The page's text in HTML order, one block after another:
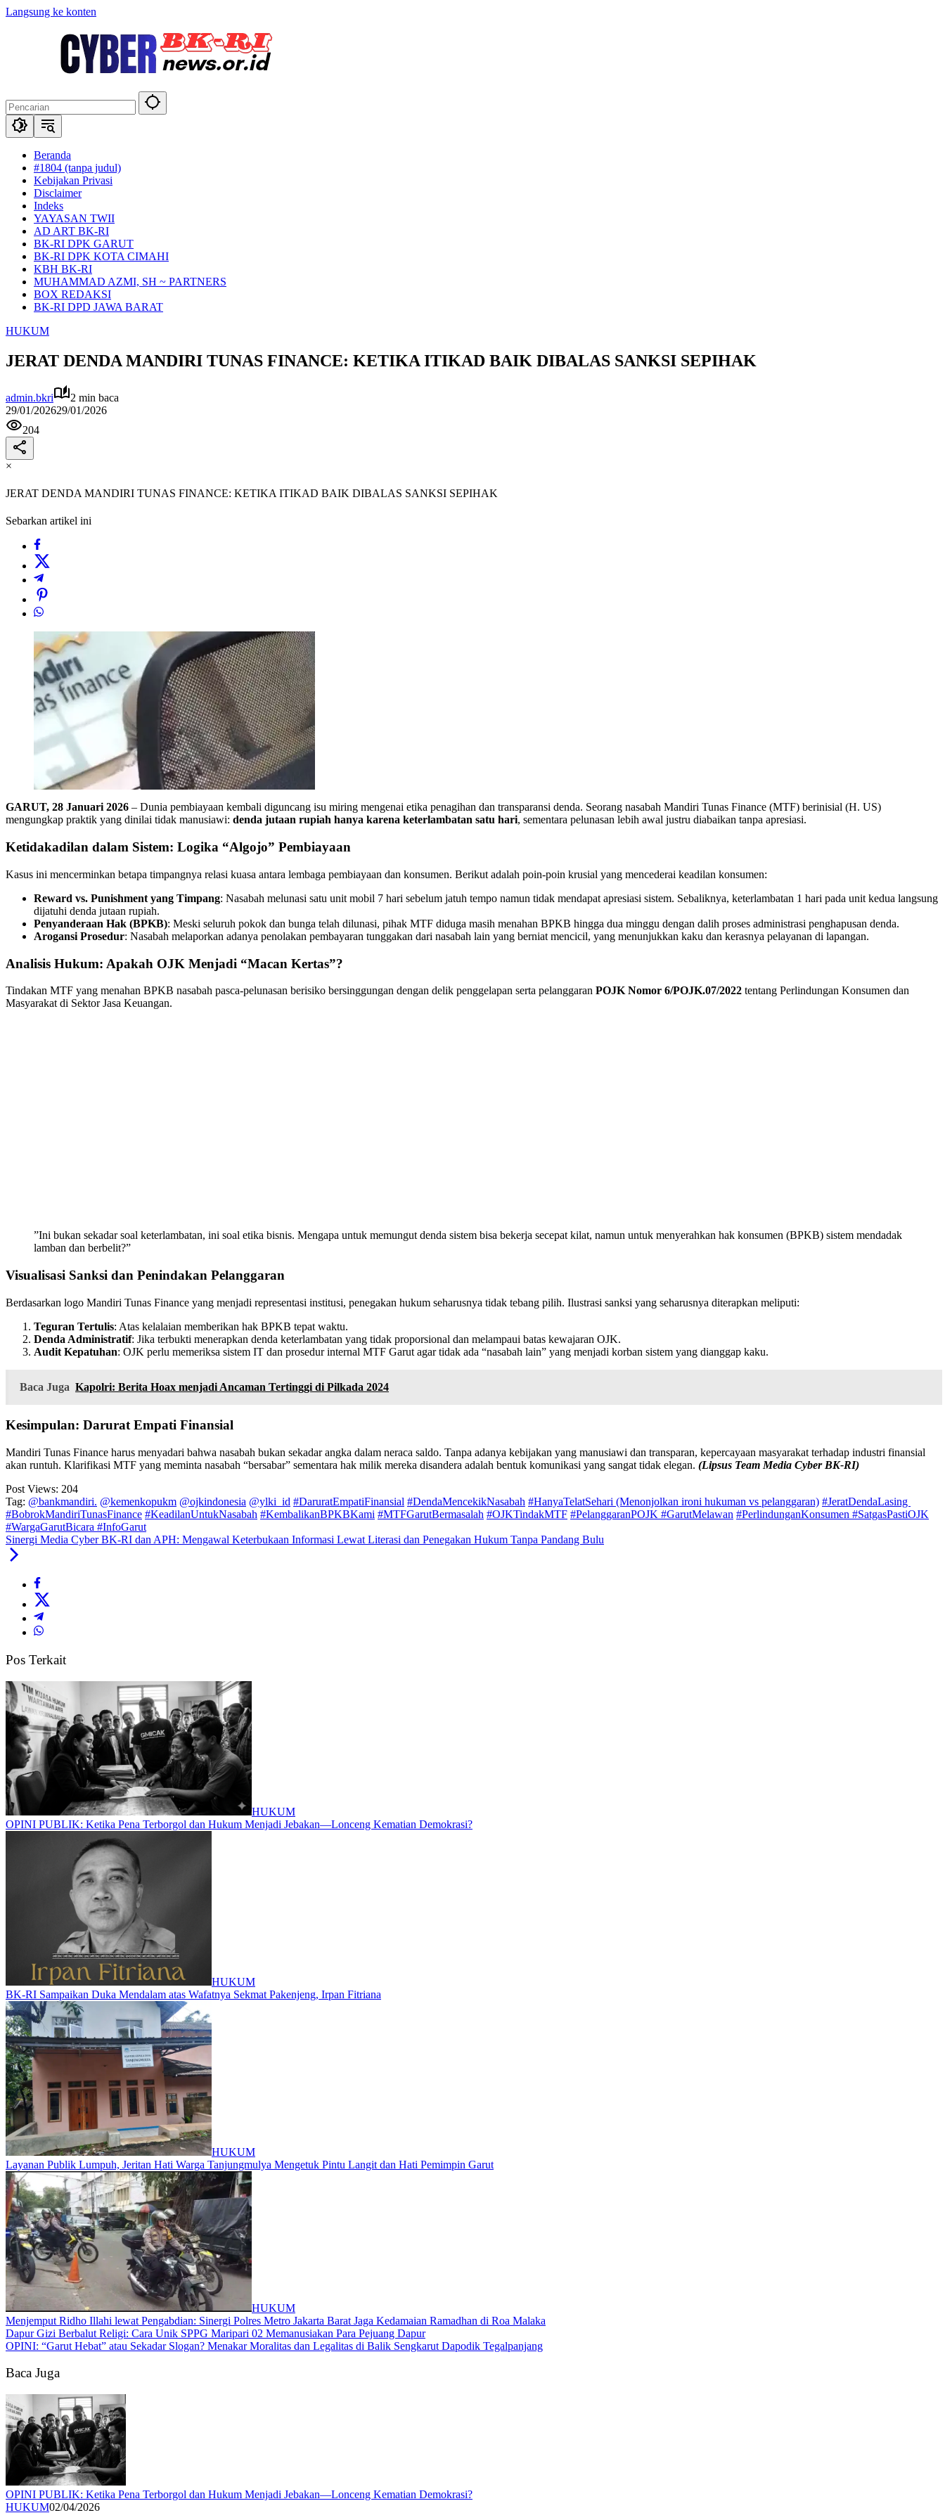
Langsung ke konten
Beranda
#1804 (tanpa judul)
Kebijakan Privasi
Disclaimer
Indeks
YAYASAN TWII
AD ART BK-RI
BK-RI DPK GARUT
BK-RI DPK KOTA CIMAHI
KBH BK-RI
MUHAMMAD AZMI, SH ~ PARTNERS
BOX REDAKSI
BK-RI DPD JAWA BARAT
HUKUM
JERAT DENDA MANDIRI TUNAS FINANCE: KETIKA ITIKAD BAIK DIBALAS SANKSI SEPIHAK
admin.bkri
2 min baca
29/01/202629/01/2026
204
×
JERAT DENDA MANDIRI TUNAS FINANCE: KETIKA ITIKAD BAIK DIBALAS SANKSI SEPIHAK
Sebarkan artikel ini
GARUT, 28 Januari 2026 – Dunia pembiayaan kembali diguncang isu miring mengenai etika penagihan dan transparansi denda. Seorang nasabah Mandiri Tunas Finance (MTF) berinisial (H. US)
mengungkap praktik yang dinilai tidak manusiawi: denda jutaan rupiah hanya karena keterlambatan satu hari, sementara pelunasan lebih awal justru diabaikan tanpa apresiasi.
Ketidakadilan dalam Sistem: Logika “Algojo” Pembiayaan
​Kasus ini mencerminkan betapa timpangnya relasi kuasa antara lembaga pembiayaan dan konsumen. Berikut adalah poin-poin krusial yang mencederai keadilan konsumen:
Reward vs. Punishment yang Timpang: Nasabah melunasi satu unit mobil 7 hari sebelum jatuh tempo namun tidak mendapat apresiasi sistem. Sebaliknya, keterlambatan 1 hari pada unit kedua langsung
dijatuhi denda jutaan rupiah.
Penyanderaan Hak (BPKB): Meski seluruh pokok dan bunga telah dilunasi, pihak MTF diduga masih menahan BPKB hingga dua minggu dengan dalih proses administrasi penghapusan denda.
Arogansi Prosedur: Nasabah melaporkan adanya penolakan pembayaran tunggakan dari nasabah lain yang berniat mencicil, yang menunjukkan kaku dan kerasnya pelayanan di lapangan.
Analisis Hukum: Apakah OJK Menjadi “Macan Kertas”?
​Tindakan MTF yang menahan BPKB nasabah pasca-pelunasan berisiko bersinggungan dengan delik penggelapan serta pelanggaran POJK Nomor 6/POJK.07/2022 tentang Perlindungan Konsumen dan
Masyarakat di Sektor Jasa Keuangan.
​”Ini bukan sekadar soal keterlambatan, ini soal etika bisnis. Mengapa untuk memungut denda sistem bisa bekerja secepat kilat, namun untuk menyerahkan hak konsumen (BPKB) sistem mendadak
lamban dan berbelit?”
Visualisasi Sanksi dan Penindakan Pelanggaran
​Berdasarkan logo Mandiri Tunas Finance yang menjadi representasi institusi, penegakan hukum seharusnya tidak tebang pilih. Ilustrasi sanksi yang seharusnya diterapkan meliputi:
Teguran Tertulis: Atas kelalaian memberikan hak BPKB tepat waktu.
Denda Administratif: Jika terbukti menerapkan denda keterlambatan yang tidak proporsional dan melampaui batas kewajaran OJK.
Audit Kepatuhan: OJK perlu memeriksa sistem IT dan prosedur internal MTF Garut agar tidak ada “nasabah lain” yang menjadi korban sistem yang dianggap kaku.
Baca Juga Kapolri: Berita Hoax menjadi Ancaman Tertinggi di Pilkada 2024
Kesimpulan: Darurat Empati Finansial
​Mandiri Tunas Finance harus menyadari bahwa nasabah bukan sekadar angka dalam neraca saldo. Tanpa adanya kebijakan yang manusiawi dan transparan, kepercayaan masyarakat terhadap industri finansial
akan runtuh. Klarifikasi MTF yang meminta nasabah “bersabar” sementara hak milik mereka disandera adalah bentuk komunikasi yang sangat tidak elegan. (Lipsus Team Media Cyber BK-RI)
Post Views: 204
Tag: @bankmandiri. @kemenkopukm ​@ojkindonesia @ylki_id ​#DaruratEmpatiFinansial ​#DendaMencekikNasabah ​#HanyaTelatSehari (Menonjolkan ironi hukuman vs pelanggaran) ​#JeratDendaLasing ​
#BobrokMandiriTunasFinance ​#KeadilanUntukNasabah ​#KembalikanBPKBKami ​#MTFGarutBermasalah ​#OJKTindakMTF ​#PelanggaranPOJK ​#GarutMelawan ​#PerlindunganKonsumen ​#SatgasPastiOJK
#WargaGarutBicara ​#InfoGarut
Sinergi Media Cyber BK-RI dan APH: Mengawal Keterbukaan Informasi Lewat Literasi dan Penegakan Hukum Tanpa Pandang Bulu
Pos Terkait
HUKUM
OPINI PUBLIK: Ketika Pena Terborgol dan Hukum Menjadi Jebakan—Lonceng Kematian Demokrasi?
HUKUM
BK-RI Sampaikan Duka Mendalam atas Wafatnya Sekmat Pakenjeng, Irpan Fitriana
HUKUM
Layanan Publik Lumpuh, Jeritan Hati Warga Tanjungmulya Mengetuk Pintu Langit dan Hati Pemimpin Garut
HUKUM
Menjemput Ridho Illahi lewat Pengabdian: Sinergi Polres Metro Jakarta Barat Jaga Kedamaian Ramadhan di Roa Malaka
Dapur Gizi Berbalut Religi: Cara Unik SPPG Maripari 02 Memanusiakan Para Pejuang Dapur
OPINI: “Garut Hebat” atau Sekadar Slogan? Menakar Moralitas dan Legalitas di Balik Sengkarut Dapodik Tegalpanjang
Baca Juga
OPINI PUBLIK: Ketika Pena Terborgol dan Hukum Menjadi Jebakan—Lonceng Kematian Demokrasi?
HUKUM02/04/2026